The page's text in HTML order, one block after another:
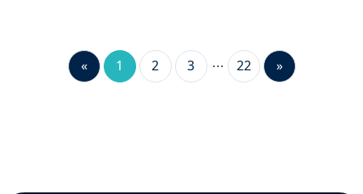
« 1 2 3 22 »